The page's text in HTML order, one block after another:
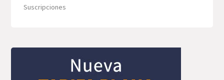
Suscripciones